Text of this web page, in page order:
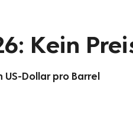
Kein
Dollar pro Barrel